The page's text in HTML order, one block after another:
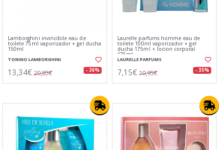
Lamborghini invincibile eau de
toilete 75ml vaporizador + gel ducha
150ml
TONINO LAMBORGHINI
13,34€ 20,85€ - 36%
Laurelle parfums homme eau de
toilete 100ml vaporizador + gel
ducha 175ml + locion corporal
175ml
LAURELLE PARFUMS
7,15€ 10,95€ - 35%